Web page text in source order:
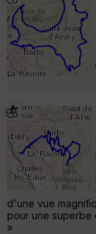
d'une vue
pour une superbe
»